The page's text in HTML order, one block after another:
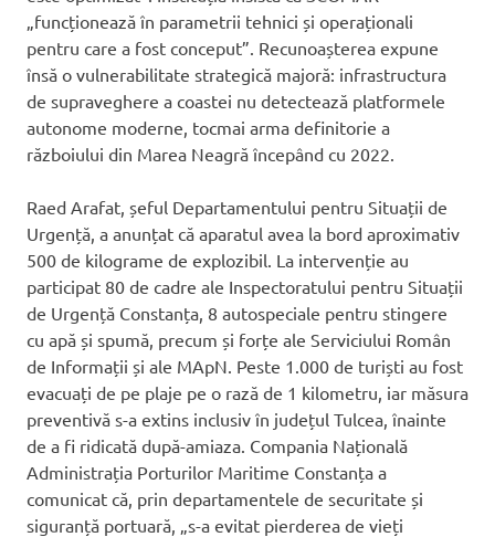
„funcționează în parametrii tehnici și operaționali
pentru care a fost conceput”. Recunoașterea expune
însă o vulnerabilitate strategică majoră: infrastructura
de supraveghere a coastei nu detectează platformele
autonome moderne, tocmai arma definitorie a
războiului din Marea Neagră începând cu 2022.
Raed Arafat, șeful Departamentului pentru Situații de
Urgență, a anunțat că aparatul avea la bord aproximativ
500 de kilograme de explozibil. La intervenție au
participat 80 de cadre ale Inspectoratului pentru Situații
de Urgență Constanța, 8 autospeciale pentru stingere
cu apă și spumă, precum și forțe ale Serviciului Român
de Informații și ale MApN. Peste 1.000 de turiști au fost
evacuați de pe plaje pe o rază de 1 kilometru, iar măsura
preventivă s-a extins inclusiv în județul Tulcea, înainte
de a fi ridicată după-amiaza. Compania Națională
Administrația Porturilor Maritime Constanța a
comunicat că, prin departamentele de securitate și
siguranță portuară, „s-a evitat pierderea de vieți